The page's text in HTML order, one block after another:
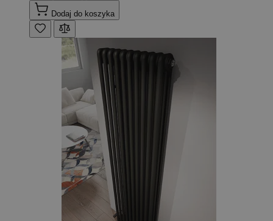
Dodaj do koszyka